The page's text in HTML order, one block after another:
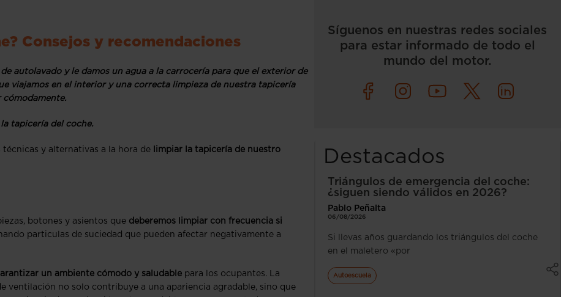
Consejos y recomendaciones
autolavado y le damos un agua a la carrocería para que el exterior de
viajamos en el interior y una correcta limpieza de nuestra tapicería
tapicería del coche.
y alternativas a la hora de
limpiar la tapicería de nuestro
botones y asientos que deberemos limpiar con frecuencia si
particulas de suciedad que pueden afectar negativamente a
un ambiente cómodo y saludable para los ocupantes. La
ventilación no solo contribuye a una apariencia agradable, sino que
Síguenos en nuestras redes sociales
para estar informado de todo el
mundo del motor.
Destacados
Triángulos de emergencia del coche:
¿siguen siendo válidos en 2026?
Pablo Peñalta
06/08/2026
Si llevas años guardando los triángulos del coche
en el maletero «por
Autoescuela